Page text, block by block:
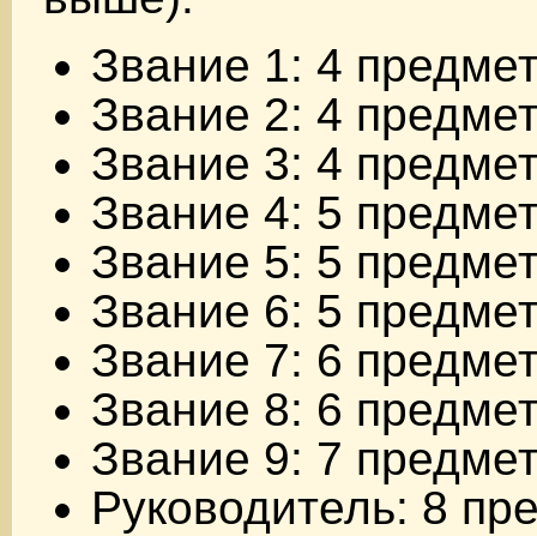
Звание 1: 4
Звание 2: 4
Звание 3: 4
Звание 4: 5
Звание 5: 5
Звание 6: 5
Звание 7: 6
Звание 8: 6
Звание 9: 7
Руководитель: 8